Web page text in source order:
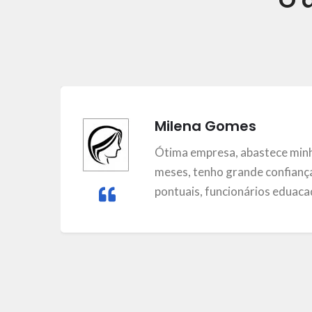
Milena Gomes
Ótima empresa, abastece
meses, tenho grande
pontuais, funcionários